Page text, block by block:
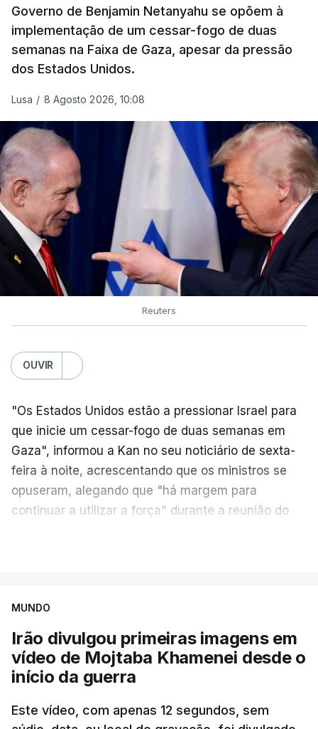
Governo de Benjamin Netanyahu se opõem à
implementação de um cessar-fogo de duas
semanas na Faixa de Gaza, apesar da pressão
dos Estados Unidos.
Lusa / 8 Agosto 2026, 10:08
Reuters
OUVIR
"Os Estados Unidos estão a pressionar Israel para
que inicie um cessar-fogo de duas semanas em
Gaza", informou a Kan no seu noticiário de sexta-
feira à noite, acrescentando que os ministros se
opuseram, alegando que "há margem para
continuar a utilizar a força" durante a reunião do
aplicação do plano de desarmamento do Hamas.
Além disso, o correspondente do canal de
televisão israelita i24News, que também teve
acesso às deliberações do Gabinete, recordou na
autorização formal de Israel para a entrada em
MUNDO
Irão divulgou primeiras imagens em
vídeo de Mojtaba Khamenei desde o
início da guerra
Este vídeo, com apenas 12 segundos, sem